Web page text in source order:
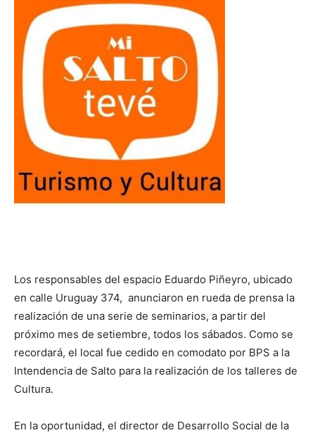
Los responsables del espacio Eduardo Piñeyro, ubicado
en calle Uruguay 374, anunciaron en rueda de prensa la
realización de una serie de seminarios, a partir del
próximo mes de setiembre, todos los sábados. Como se
recordará, el local fue cedido en comodato por BPS a la
Intendencia de Salto para la realización de los talleres de
Cultura.
En la oportunidad, el director de Desarrollo Social de la